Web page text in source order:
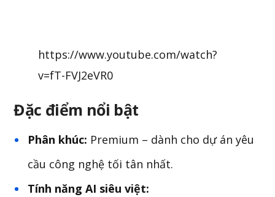
https://www.youtube.com/watch?
v=fT-FVJ2eVR0
Đặc điểm nổi bật
Phân khúc: Premium – dành cho dự án yêu
cầu công nghệ tối tân nhất.
Tính năng AI siêu việt: